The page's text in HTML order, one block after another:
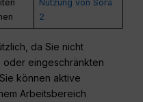
Nutzung von Sora
2
da Sie nicht
eingeschränkten
können aktive
Arbeitsbereich